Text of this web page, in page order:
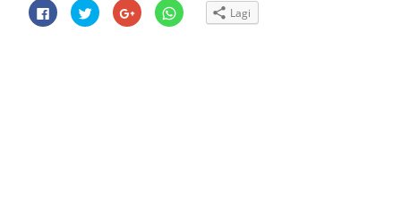
Klik
untuk
membagikan
Klik
untuk
berbagi
Klik
untuk
berbagi
Klik
untuk Lagi